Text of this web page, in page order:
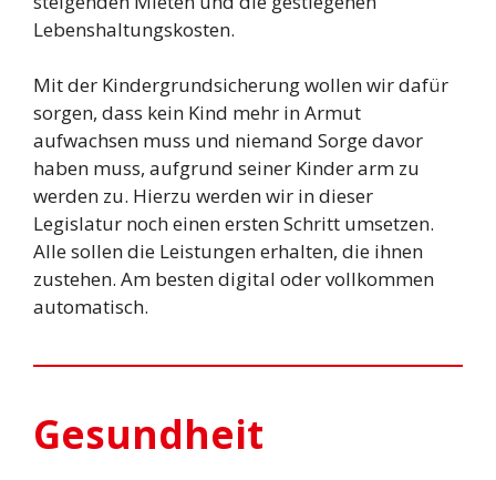
Lebenshaltungskosten.
Mit der Kindergrundsicherung wollen wir dafür
sorgen, dass kein Kind mehr in Armut
aufwachsen muss und niemand Sorge davor
haben muss, aufgrund seiner Kinder arm zu
werden zu. Hierzu werden wir in dieser
Legislatur noch einen ersten Schritt umsetzen.
Alle sollen die Leistungen erhalten, die ihnen
zustehen. Am besten digital oder vollkommen
automatisch.
Gesundheit